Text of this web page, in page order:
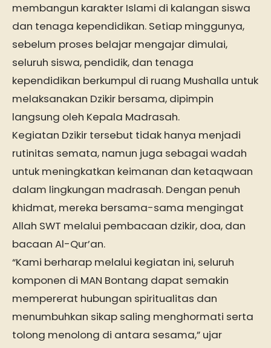
membangun karakter Islami di kalangan siswa
dan tenaga kependidikan. Setiap minggunya,
sebelum proses belajar mengajar dimulai,
seluruh siswa, pendidik, dan tenaga
kependidikan berkumpul di ruang Mushalla untuk
melaksanakan Dzikir bersama, dipimpin
langsung oleh Kepala Madrasah.
Kegiatan Dzikir tersebut tidak hanya menjadi
rutinitas semata, namun juga sebagai wadah
untuk meningkatkan keimanan dan ketaqwaan
dalam lingkungan madrasah. Dengan penuh
khidmat, mereka bersama-sama mengingat
Allah SWT melalui pembacaan dzikir, doa, dan
bacaan Al-Qur’an.
“Kami berharap melalui kegiatan ini, seluruh
komponen di MAN Bontang dapat semakin
mempererat hubungan spiritualitas dan
menumbuhkan sikap saling menghormati serta
tolong menolong di antara sesama,” ujar